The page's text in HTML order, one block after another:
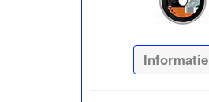
Informatie